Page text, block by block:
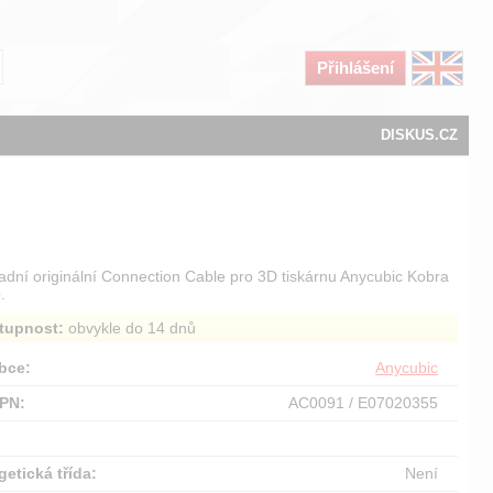
Přihlášení
DISKUS.CZ
originální Connection Cable pro 3D tiskárnu Anycubic Kobra
obvykle do 14 dnů
Anycubic
AC0091 / E07020355
třída:
Není